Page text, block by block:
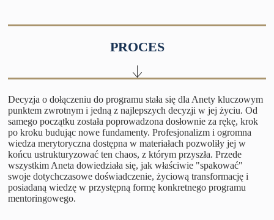
PROCES
Decyzja o dołączeniu do programu stała się dla Anety kluczowym
punktem zwrotnym i jedną z najlepszych decyzji w jej życiu. Od
samego początku została poprowadzona dosłownie za rękę, krok
po kroku budując nowe fundamenty. Profesjonalizm i ogromna
wiedza merytoryczna dostępna w materiałach pozwoliły jej w
końcu ustrukturyzować ten chaos, z którym przyszła. Przede
wszystkim Aneta dowiedziała się, jak właściwie "spakować"
swoje dotychczasowe doświadczenie, życiową transformację i
posiadaną wiedzę w przystępną formę konkretnego programu
mentoringowego.